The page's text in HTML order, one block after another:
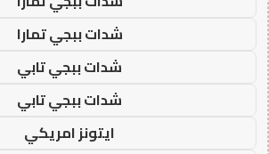
شدات ببجي تمارا
شدات ببجي تابي
شدات ببجي تابي
ايتونز امريكي